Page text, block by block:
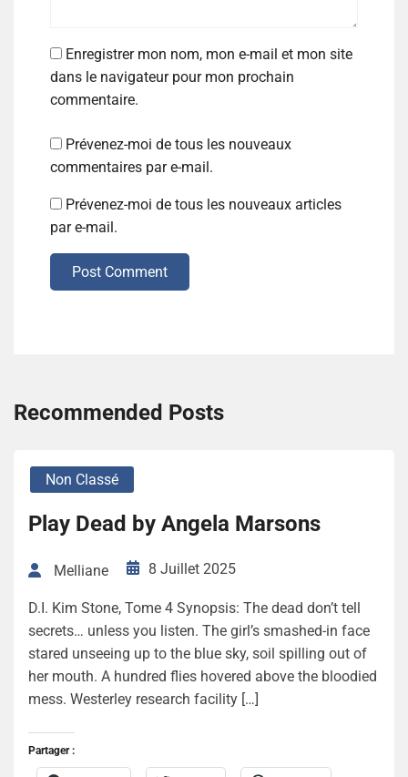
Enregistrer mon nom, mon e-mail et mon site
dans le navigateur pour mon prochain
commentaire.
Prévenez-moi de tous les nouveaux
commentaires par e-mail.
Prévenez-moi de tous les nouveaux articles
par e-mail.
Post Comment
Recommended Posts
Non Classé
Play Dead by Angela Marsons
Melliane 8 Juillet 2025
D.I. Kim Stone, Tome 4 Synopsis: The dead don’t tell
secrets… unless you listen. The girl’s smashed-in face
stared unseeing up to the blue sky, soil spilling out of
her mouth. A hundred flies hovered above the bloodied
mess. Westerley research facility […]
Partager :